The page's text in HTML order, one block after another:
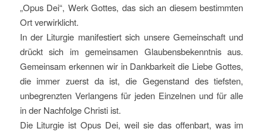
„Opus Dei“, Werk Gottes, das sich an diesem bestimmten
Ort verwirklicht.
In der Liturgie manifestiert sich unsere Gemeinschaft und
drückt sich im gemeinsamen Glaubensbekenntnis aus.
Gemeinsam erkennen wir in Dankbarkeit die Liebe Gottes,
die immer zuerst da ist, die Gegenstand des tiefsten,
unbegrenzten Verlangens für jeden Einzelnen und für alle
in der Nachfolge Christi ist.
Die Liturgie ist Opus Dei, weil sie das offenbart, was im